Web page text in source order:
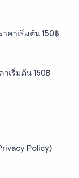
คาเริ่มต้น 150฿
เริ่มต้น 150฿
คาเริ่มต้น 150฿
Policy)